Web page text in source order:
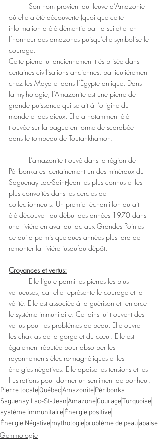
où elle a été découverte (quoi que cette
information a été démentie par la suite) et en
l’honneur des amazones puisqu’elle symbolise le
courage.
Cette pierre fut anciennement très prisée dans
certaines civilisations anciennes, particulièrement
chez les Maya et dans l’Égypte antique. Dans
la mythologie, l’Amazonite est une pierre de
grande puissance qui serait à l’origine du
monde et des dieux. Elle a notamment été
trouvée sur la bague en forme de scarabée
dans le tombeau de Toutankhamon.
Péribonka est certainement un des minéraux du
Saguenay Lac-Saint-Jean les plus connus et les
plus convoités dans les cercles de
collectionneurs. Un premier échantillon aurait
été découvert au début des années 1970 dans
une rivière en aval du lac aux Grandes Pointes
ce qui a permis quelques années plus tard de
remonter la rivière jusqu’au dépôt.
Croyances et vertus:
vertueuses, car elle représente le courage et la
vérité. Elle est associée à la guérison et renforce
le système immunitaire. Certains lui trouvent des
vertus pour les problèmes de peau. Elle ouvre
les chakras de la gorge et du cœur. Elle est
également réputée pour absorber les
rayonnements électro-magnétiques et les
énergies négatives. Elle apaise les tensions et les
frustrations pour donner un sentiment de bonheur.
Pierre localeQuébecAmazonitePéribonka
Saguenay Lac-St-JeanAmazoneCourageTurquoise
système immunitaireÉnergie positive
Énergie Négativemythologieproblème de peauapaise
Gemmologie